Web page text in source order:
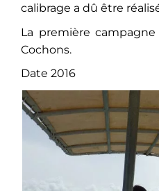
calibrage a dû être
La première
Cochons.
Date 2016